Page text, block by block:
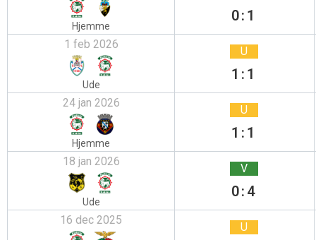
Hjemme
0:1
1 feb 2026
Ude
U
1:1
24 jan 2026
Hjemme
U
1:1
18 jan 2026
Ude
V
0:4
16 dec 2025 U